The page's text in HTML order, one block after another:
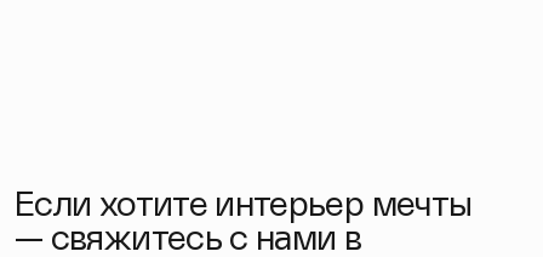
Если хотите интерьер мечты
— свяжитесь с нами в